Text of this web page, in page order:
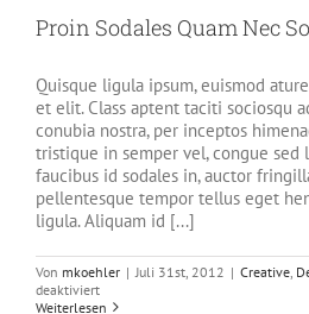
Proin Sodales Quam Nec
Quisque ligula ipsum, euismod
et elit. Class aptent taciti sociosqu
conubia nostra, per inceptos
tristique in semper vel, congue sed
faucibus id sodales in, auctor
pellentesque tempor tellus eget
ligula. Aliquam id [...]
Von mkoehler | Juli 31st, 2012 | Creative
deaktiviertfür
Proin
Weiterlesen